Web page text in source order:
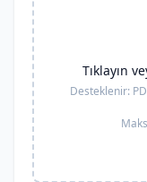
Tıklayın
Desteklenir: